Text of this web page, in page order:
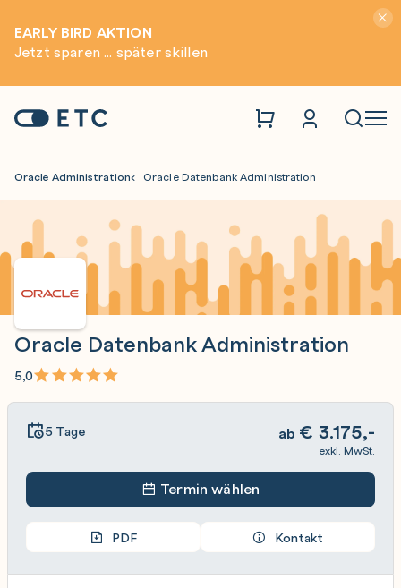
EARLY BIRD AKTION
Jetzt sparen ... später skillen
Startseite: ETC
Oracle Administration Oracle Datenbank Administration
Oracle Datenbank Administration
5,0
5 Tage ab € 3.175,-
exkl. MwSt.
Termin wählen
PDF Kontakt